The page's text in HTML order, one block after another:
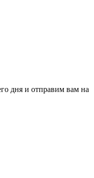
дня и отправим вам на